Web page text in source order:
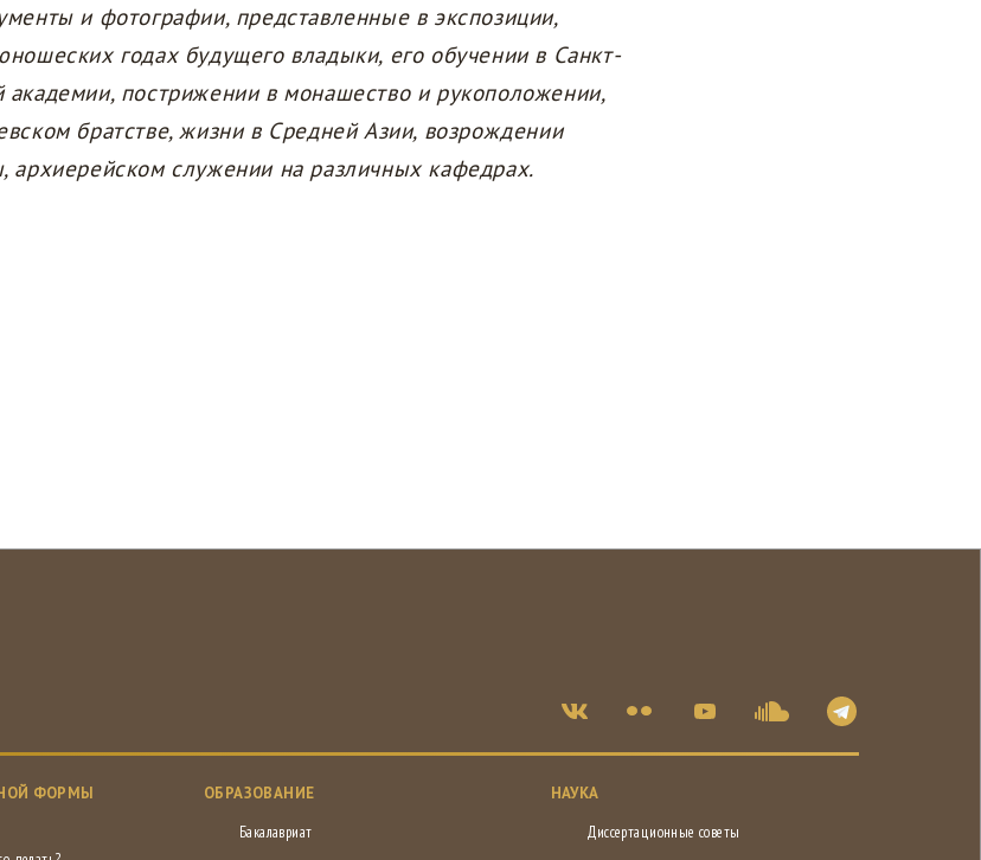
и фотографии, представленные в экспозиции,
годах будущего владыки, его обучении в Санкт-
академии, пострижении в монашество и рукоположении,
братстве, жизни в Средней Азии, возрождении
архиерейском служении на различных кафедрах.
ФОРМЫ
ОБРАЗОВАНИЕ
Бакалавриат
НАУКА
Диссертационные советы